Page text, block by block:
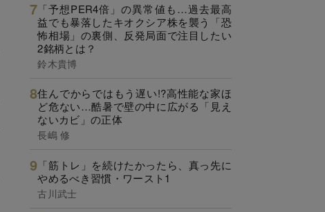
「予想PER4倍」の異常値も…過去最高
益でも暴落したキオクシア株を襲う「恐
怖相場」の裏側、反発局面で注目したい
2銘柄とは？
鈴木貴博
住んでからではもう遅い!?高性能な家ほ
ど危ない…酷暑で壁の中に広がる「見え
ないカビ」の正体
長嶋 修
「筋トレ」を続けたかったら、真っ先に
やめるべき習慣・ワースト1
古川武士